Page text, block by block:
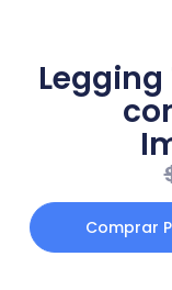
Comprar